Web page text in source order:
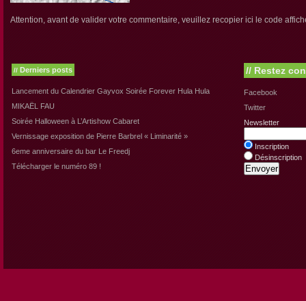
Attention, avant de valider votre commentaire, veuillez recopier ici le code
// Derniers posts
Lancement du Calendrier Gayvox Soirée Forever Hula Hula
MIKAËL FAU
Soirée Halloween à L’Artishow Cabaret
Vernissage exposition de Pierre Barbrel « Liminarité »
6eme anniversaire du bar Le Freedj
Télécharger le numéro 89 !
// Restez
Facebook
Twitter
Newsletter
Inscription
Désinscription